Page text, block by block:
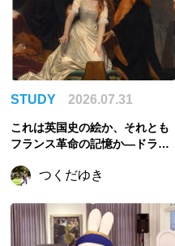
STUDY 2026.07.31
これは英国史の絵か、それとも
フランス革命の記憶か—ドラロ
レイの処刑》を読む
つくだゆき